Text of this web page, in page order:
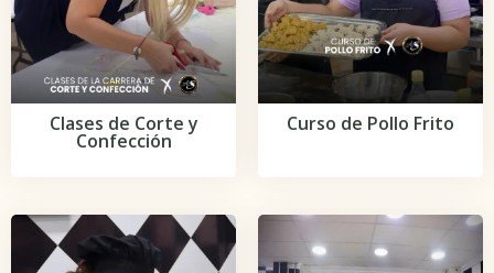
Clases de Corte y
Confección
Curso de Pollo Frito